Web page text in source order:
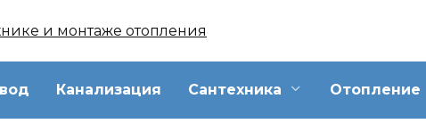
Канализация Сантехника Отопление